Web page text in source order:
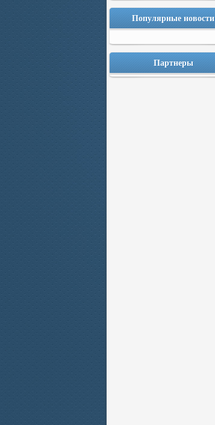
Популярные новости
Партнеры